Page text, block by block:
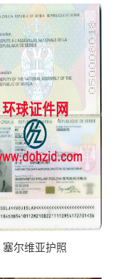
塞尔维亚护照